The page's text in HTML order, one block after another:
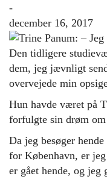
-
december 16, 2017
Den tidligere
dem, jeg jævnligt
overvejede min
Hun havde været på
forfulgte sin drøm
Da jeg besøger
for København, er
er gået hende, og